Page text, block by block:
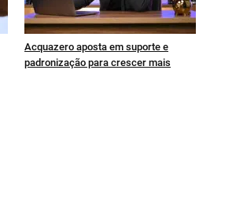
Acquazero aposta em suporte e
padronização para crescer mais